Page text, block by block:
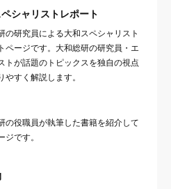
シャリストレポート
の研究員による大和スペシャリスト
ページです。大和総研の研究員・エ
トが話題のトピックスを独自の視点
やすく解説します。
の役職員が執筆した書籍を紹介して
ジです。